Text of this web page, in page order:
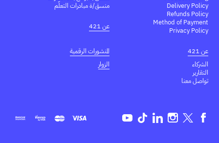
Delivery Policy
Refunds Policy
Method of Payment
Privacy Policy
منسق/ة مبادرات التعلّم
عن 421
عن 421
الشركاء
التقارير
تواصل معنا
المنشورات الرقمية
الزوار
Facebook
Twitter
Instagram
Linkedin
TikTok
Youtube